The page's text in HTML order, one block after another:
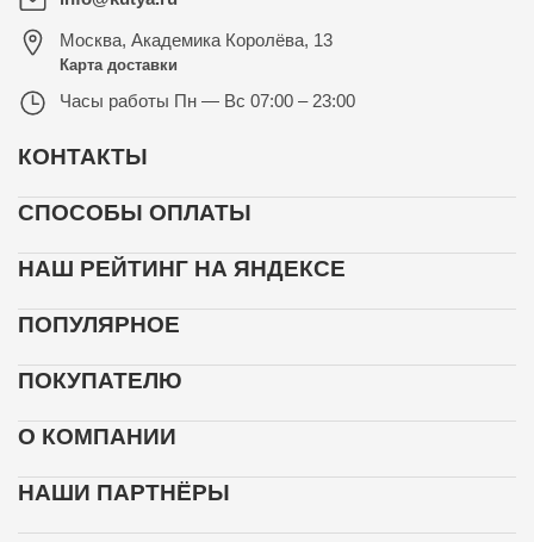
Москва, Академика Королёва, 13
Карта доставки
Часы работы Пн — Вс 07:00 – 23:00
КОНТАКТЫ
СПОСОБЫ ОПЛАТЫ
НАШ РЕЙТИНГ НА ЯНДЕКСЕ
ПОПУЛЯРНОЕ
ПОКУПАТЕЛЮ
О КОМПАНИИ
НАШИ ПАРТНЁРЫ